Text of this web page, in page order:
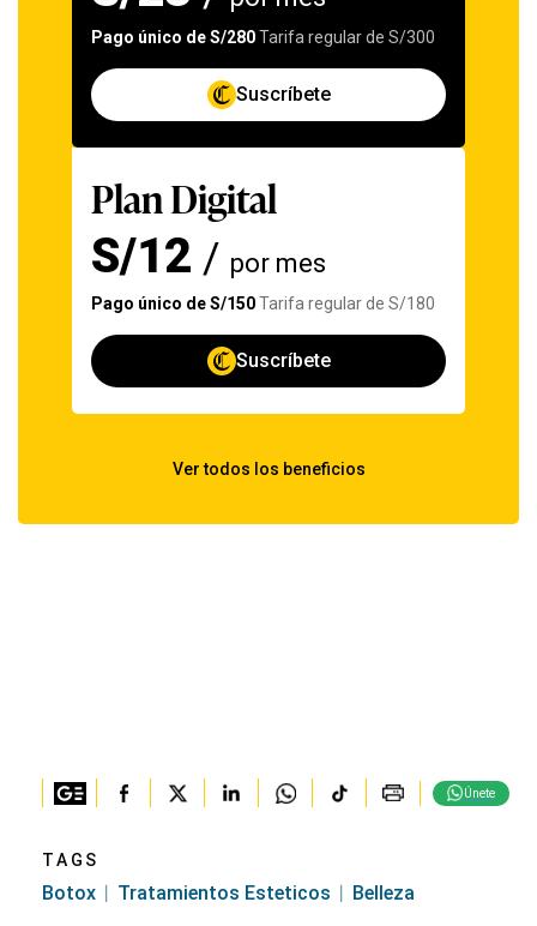
Únete
TAGS
Botox Tratamientos Esteticos Belleza